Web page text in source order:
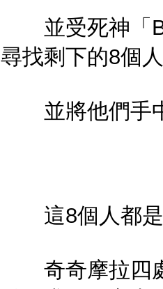
並受死神「
尋找剩下的8個
並將他們手中
這8個人都是
奇奇摩拉四處